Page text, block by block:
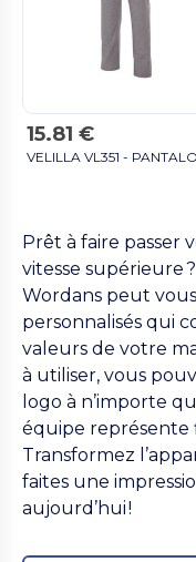
15.81 €
Prêt à faire passer
vitesse supérieure
Wordans peut
personnalisés qui
valeurs de votre
à utiliser, vous
logo à n’importe
équipe
Transformez
faites une
aujourd’hui !